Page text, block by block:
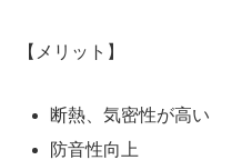
【メリット】
断熱、気密性が高い
防音性向上